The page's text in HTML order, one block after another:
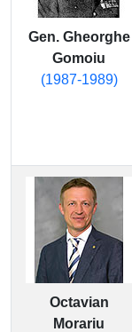
Gen. Gheorghe
Gomoiu
(1987-1989)
Octavian
Morariu